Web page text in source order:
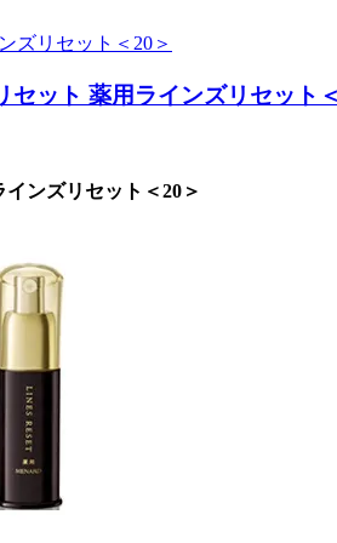
セット 薬用ラインズリセット
ンズリセット＜20＞